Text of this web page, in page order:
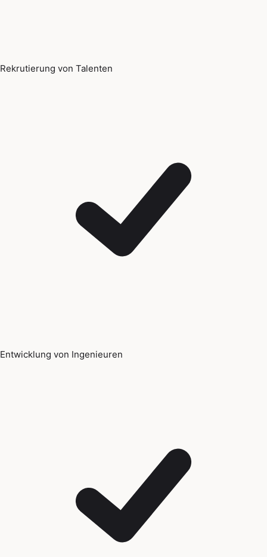
Rekrutierung von Talenten
Entwicklung von Ingenieuren